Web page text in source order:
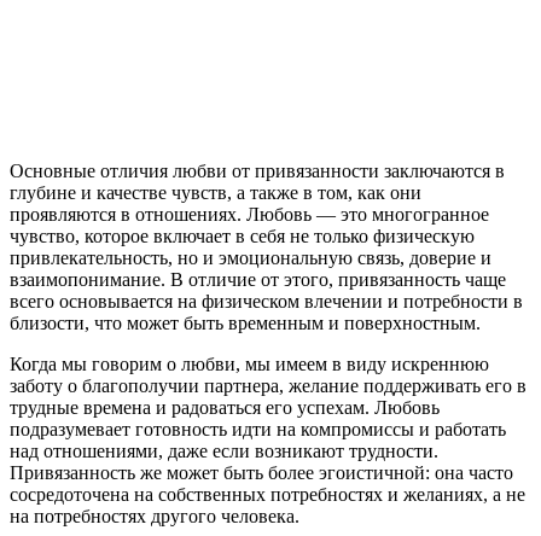
Основные отличия любви от привязанности заключаются в
глубине и качестве чувств, а также в том, как они
проявляются в отношениях. Любовь — это многогранное
чувство, которое включает в себя не только физическую
привлекательность, но и эмоциональную связь, доверие и
взаимопонимание. В отличие от этого, привязанность чаще
всего основывается на физическом влечении и потребности в
близости, что может быть временным и поверхностным.
Когда мы говорим о любви, мы имеем в виду искреннюю
заботу о благополучии партнера, желание поддерживать его в
трудные времена и радоваться его успехам. Любовь
подразумевает готовность идти на компромиссы и работать
над отношениями, даже если возникают трудности.
Привязанность же может быть более эгоистичной: она часто
сосредоточена на собственных потребностях и желаниях, а не
на потребностях другого человека.